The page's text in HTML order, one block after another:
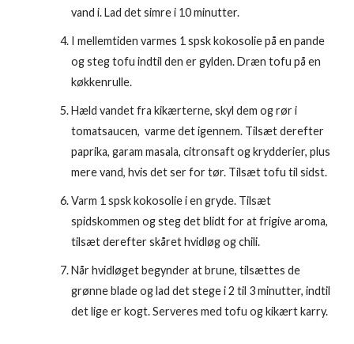
vand i. Lad det simre i 10 minutter.
I mellemtiden varmes 1 spsk kokosolie på en pande
og steg tofu indtil den er gylden. Dræn tofu på en
køkkenrulle.
Hæld vandet fra kikærterne, skyl dem og rør i
tomatsaucen, varme det igennem. Tilsæt derefter
paprika, garam masala, citronsaft og krydderier, plus
mere vand, hvis det ser for tør. Tilsæt tofu til sidst.
Varm 1 spsk kokosolie i en gryde. Tilsæt
spidskommen og steg det blidt for at frigive aroma,
tilsæt derefter skåret hvidløg og chili.
Når hvidløget begynder at brune, tilsættes de
grønne blade og lad det stege i 2 til 3 minutter, indtil
det lige er kogt. Serveres med tofu og kikært karry.